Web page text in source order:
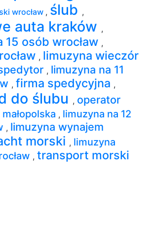
wrocław , ślub ,
auta kraków ,
15 osób wrocław ,
, limuzyna wieczór
, limuzyna na 11
, firma spedycyjna ,
do ślubu , operator
małopolska , limuzyna na 12
, limuzyna wynajem
morski , limuzyna
, transport morski